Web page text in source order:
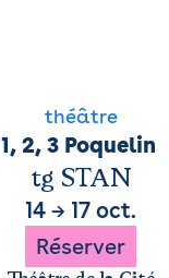
théâtre
1, 2, 3 Poquelin
tg STAN
14 → 17 oct.
Réserver